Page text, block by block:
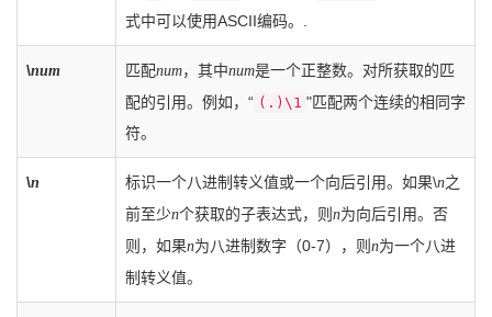
式中可以使用ASCII编码。.
\num 匹配num，其中num是一个正整数。对所获取的匹
配的引用。例如，“ (.)\1 "匹配两个连续的相同字
符。
\n 标识一个八进制转义值或一个向后引用。如果\n之
前至少n个获取的子表达式，则 n为向后引用。否
则，如果n为八进制数字（0-7），则 n为一个八进
制转义值。